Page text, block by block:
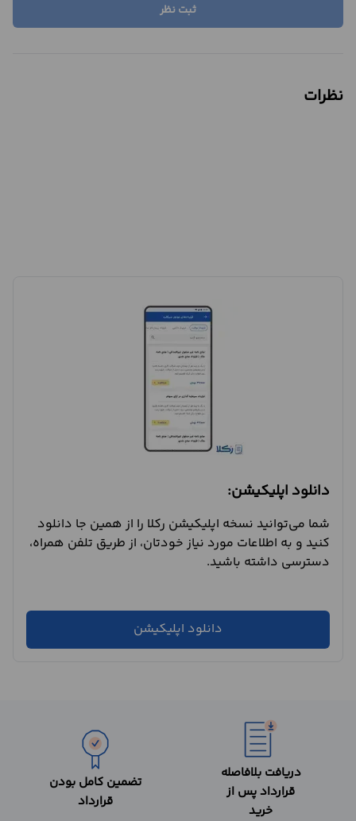
ثبت نظر
نظرات
دانلود اپلیکیشن:
شما می‌توانید نسخه اپلیکیشن رکلا را از همین جا دانلود
کنید و به اطلاعات مورد نیاز خودتان، از طریق تلفن همراه،
دسترسی داشته باشید.
دانلود اپلیکیشن
دریافت بلافاصله
قرارداد پس از
خرید
تضمین کامل بودن
قرارداد